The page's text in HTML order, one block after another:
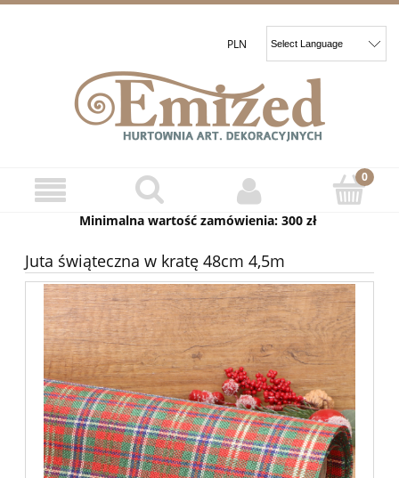
Minimalna wartość zamówienia: 300 zł
Juta świąteczna w kratę 48cm 4,5m